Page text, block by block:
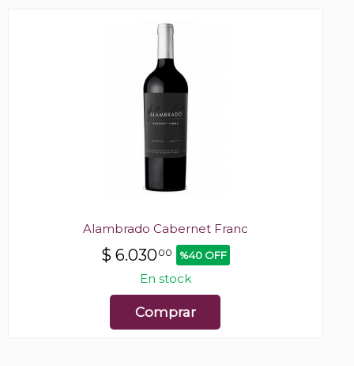
Alambrado Cabernet Franc
$ 6.03000 %40 OFF
En stock
Comprar